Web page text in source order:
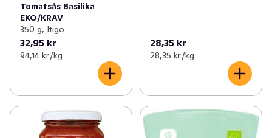
Tomatsås Basilika
EKO/KRAV
350 g, Itigo
32,95 kr
94,14 kr /kg
28,35 kr
28,35 kr /kg